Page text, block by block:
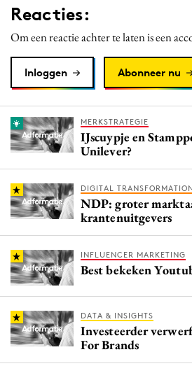
Programmatic
Purpose Marketing
Reputatie & crisis
Reacties:
Om een reactie achter te laten is een
Inloggen Abonneer nu
MERKSTRATEGIE
IJscuypje en
Unilever?
DIGITAL
NDP: groter
krantenuitgevers
INFLUENCER MARKETING
Best bekeken
DATA & INSIGHTS
Investeerder
For Brands